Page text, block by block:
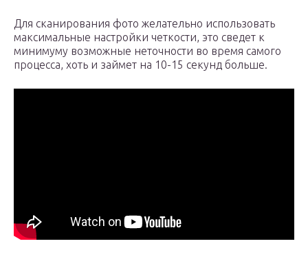
Для сканирования фото желательно использовать
максимальные настройки четкости, это сведет к
минимуму возможные неточности во время самого
процесса, хоть и займет на 10-15 секунд больше.